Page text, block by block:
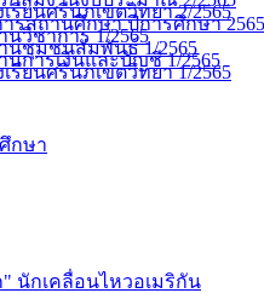
รียนศรีนภเขตวิทยา 2/2565
สถานศึกษา ปีการศึกษา
วิชาการ 1/2565
นชุมชนสัมพันธ์ 1/2565
นการเงินและบัญชี 1/2565
รียนศรีนภเขตวิทยา 1/2565
กษา
นักเคลื่อนไหวอเมริกัน